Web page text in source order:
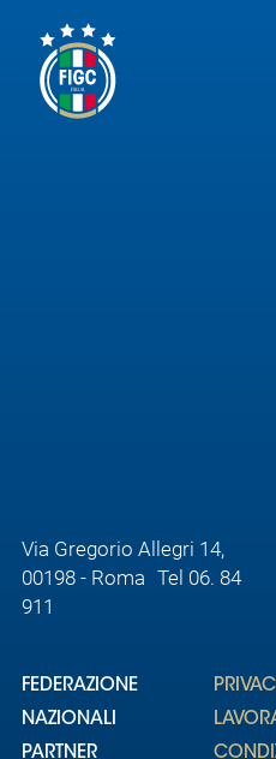
Via Gregorio Allegri 14,
00198 - Roma Tel 06. 84
911
FEDERAZIONE
NAZIONALI
PARTNER